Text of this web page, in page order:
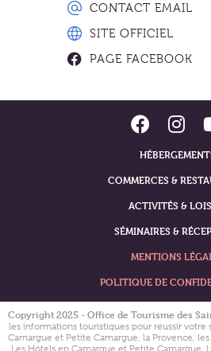
CONTACT EMAIL
SITE OFFICIEL
PAGE FACEBOOK
COMMERCES &
ACTIVITÉS &
SÉMINAIRES &
MENTIONS
POLITIQUE DE
Copyright 2025 - Office de Tourisme des
les informations touristiques pour réussir votre
Camargue et Petite Camargue, la Provence,
Les Hôtels en Camargue et Petite Camargue,